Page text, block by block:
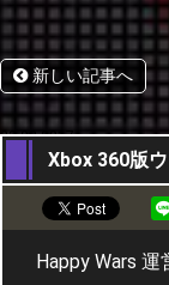
新しい記事へ
23,02,2017
Xbox 360版
Happy Wars 運